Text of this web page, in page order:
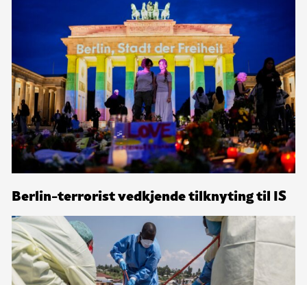
Berlin-terrorist vedkjende tilknyting til IS